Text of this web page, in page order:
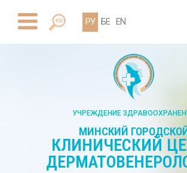
РУ БЕ EN
УЧРЕЖДЕНИЕ
МИНСКИЙ
КЛИНИЧЕСКИЙ